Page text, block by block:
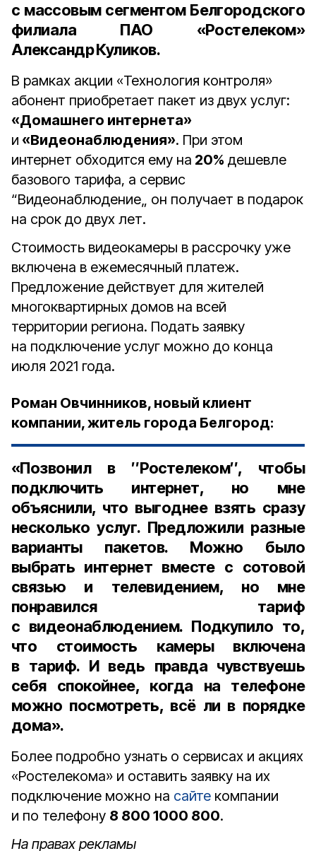
с массовым сегментом Белгородского
филиала ПАО «Ростелеком»
Александр Куликов.
В рамках акции «Технология контроля»
абонент приобретает пакет из двух услуг:
«Домашнего интернета»
и «Видеонаблюдения». При этом
интернет обходится ему на 20% дешевле
базового тарифа, а сервис
“Видеонаблюдение„ он получает в подарок
на срок до двух лет.
Стоимость видеокамеры в рассрочку уже
включена в ежемесячный платеж.
Предложение действует для жителей
многоквартирных домов на всей
территории региона. Подать заявку
на подключение услуг можно до конца
июля 2021 года.
Роман Овчинников, новый клиент
компании, житель города Белгород:
«Позвонил в ″Ростелеком″, чтобы
подключить интернет, но мне
объяснили, что выгоднее взять сразу
несколько услуг. Предложили разные
варианты пакетов. Можно было
выбрать интернет вместе с сотовой
связью и телевидением, но мне
понравился тариф
с видеонаблюдением. Подкупило то,
что стоимость камеры включена
в тариф. И ведь правда чувствуешь
себя спокойнее, когда на телефоне
можно посмотреть, всё ли в порядке
дома».
Более подробно узнать о сервисах и акциях
«Ростелекома» и оставить заявку на их
подключение можно на сайте компании
и по телефону 8 800 1000 800.
На правах рекламы